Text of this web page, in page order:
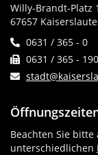
Willy-Brandt-Platz 1
67657
0631 / 365 - 0
0631 / 365 - 190
Beachten Sie
unterschiedlichen